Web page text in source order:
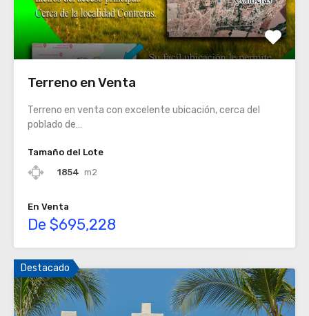
Terreno en Venta
Terreno en venta con excelente ubicación, cerca del
poblado de…
Tamaño del Lote
1854 m2
En Venta
De $695,228
Destacado